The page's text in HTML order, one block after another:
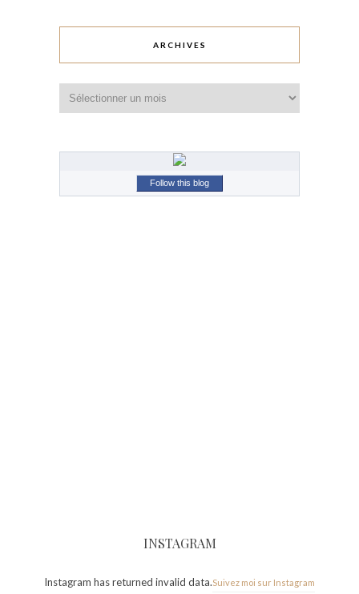
ARCHIVES
Follow this blog
INSTAGRAM
Instagram has returned invalid data.Suivez moi sur Instagram